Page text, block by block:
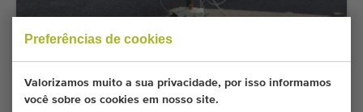
Preferências de cookies
Valorizamos muito a sua privacidade, por isso informamos
você sobre os cookies em nosso site.
Schouten caixa de distribuição elétrica para 2